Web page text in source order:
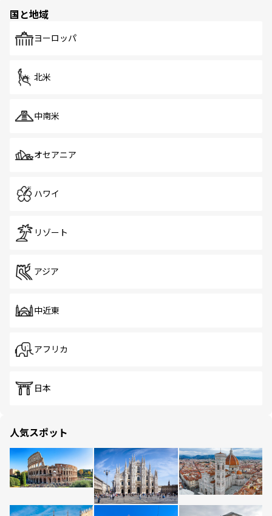
で、ホーカーズは地元の風情を楽しめる外せないスポット
国と地域
ヨーロッパ
北米
中南米
オセアニア
ハワイ
リゾート
アジア
中近東
アフリカ
日本
人気スポット